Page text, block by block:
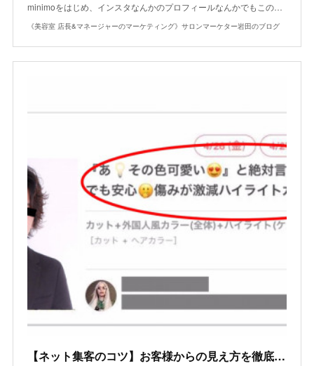
minimoをはじめ、インスタなんかのプロフィールなんかでもこの…
《美容室 店長&マネージャーのマーケティング》サロンマーケター岩田のブログ
【ネット集客のコツ】お客様からの見え方を徹底分析して美容師のギャップに気づく